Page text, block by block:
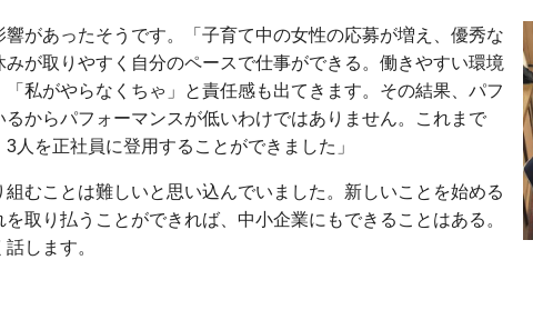
があったそうです。「子育て中の女性の応募が増え、優秀な
が取りやすく自分のペースで仕事ができる。働きやすい環境
私がやらなくちゃ」と責任感も出てきます。その結果、パフ
からパフォーマンスが低いわけではありません。これまで
人を正社員に登用することができました」
むことは難しいと思い込んでいました。新しいことを始める
取り払うことができれば、中小企業にもできることはある。
します。